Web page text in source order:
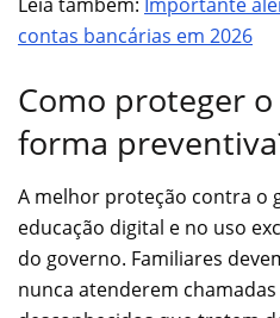
contas bancárias em 2026
Como proteger
forma
A melhor proteção contra o
educação digital e no uso
do governo. Familiares
nunca atenderem